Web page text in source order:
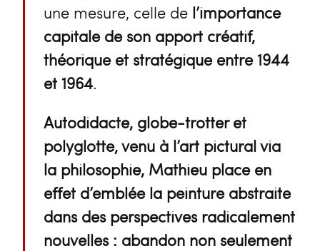
une mesure, celle de l’importance
capitale de son apport créatif,
théorique et stratégique entre 1944
et 1964.
Autodidacte, globe-trotter et
polyglotte, venu à l’art pictural via
la philosophie, Mathieu place en
effet d’emblée la peinture abstraite
dans des perspectives radicalement
nouvelles : abandon non seulement